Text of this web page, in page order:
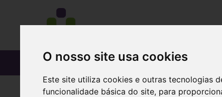
O nosso site usa cookies
Este site utiliza cookies e outras tecnologias
funcionalidade básica do site, para
CATÁLOGO